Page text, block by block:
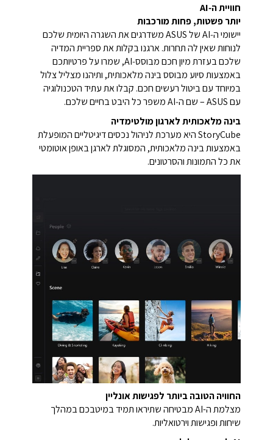
חוויית ה‑AI
יותר פשטות, פחות מורכבות
יישומי ה‑AI של ASUS משדרגים את השגרה היומית שלכם
לנוחות שאין לה תחרות. ארגנו בקלות את ספריית המדיה
שלכם בעזרת מיון חכם מבוסס‑AI, שמרו על פרטיותכם
באמצעות סיוע מבוסס בינה מלאכותית, ותיהנו מצליל צלול
במיוחד עם ביטול רעשים חכם. קבלו את עתיד הטכנולוגיה
עם ASUS – שם ה‑AI משפר כל היבט בחיים שלכם.
בינה מלאכותית לארגון מולטימדיה
StoryCube היא מערכת לניהול נכסים דיגיטליים המופעלת
באמצעות בינה מלאכותית, המסוגלת לארגן באופן אוטומטי
את כל התמונות והסרטונים.
החוויה הטובה ביותר לפגישות אונליין
מצלמת ה-AI מבטיחה שתיראו תמיד במיטבכם במהלך
שיחות ופגישות וירטואליות.